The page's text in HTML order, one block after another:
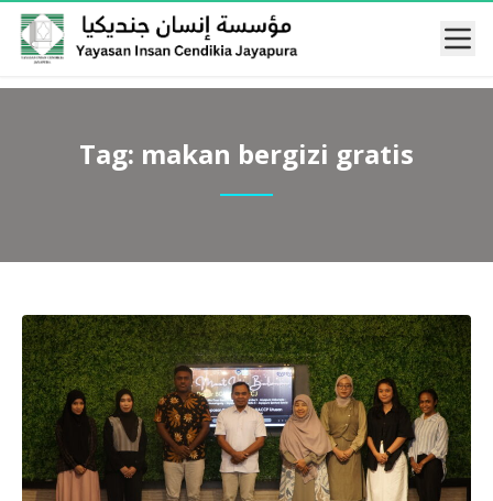
Tag: makan bergizi gratis